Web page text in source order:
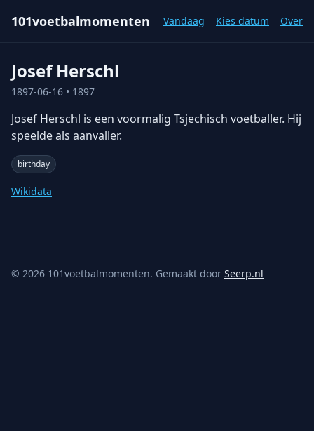
101voetbalmomenten Vandaag Kies datum Over
Josef Herschl
1897-06-16 • 1897
Josef Herschl is een voormalig Tsjechisch voetballer. Hij
speelde als aanvaller.
birthday
Wikidata
© 2026 101voetbalmomenten. Gemaakt door Seerp.nl